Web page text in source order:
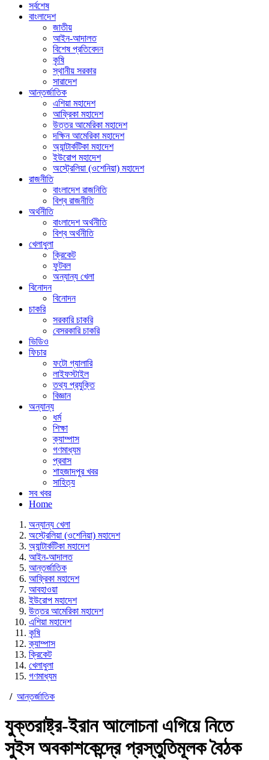
সর্বশেষ
বাংলাদেশ
জাতীয়
আইন-আদালত
বিশেষ প্রতিবেদন
কৃষি
স্থানীয় সরকার
সারাদেশ
আন্তর্জাতিক
এশিয়া মহাদেশ
আফ্রিকা মহাদেশ
উত্তর আমেরিকা মহাদেশ
দক্ষিন আমেরিকা মহাদেশ
অ্যান্টার্কটিকা মহাদেশ
ইউরোপ মহাদেশ
অস্ট্রেলিয়া (ওশেনিয়া) মহাদেশ
রাজনীতি
বাংলাদেশ রাজনিতি
বিশ্ব রাজনীতি
অর্থনীতি
বাংলাদেশ অর্থনীতি
বিশ্ব অর্থনীতি
খেলাধুলা
ক্রিকেট
ফুটবল
অন্যান্য খেলা
বিনোদন
বিনোদন
চাকরি
সরকারি চাকরি
বেসরকারি চাকরি
ভিডিও
ফিচার
ফটো গ্যালারি
লাইফস্টাইল
তথ্য প্রযুক্তি
বিজ্ঞান
অন্যান্য
ধর্ম
শিক্ষা
ক্যাম্পাস
গণমাধ্যম
প্রবাস
শাহজাদপুর খবর
সাহিত্য
সব খবর
Home
অন্যান্য খেলা
অস্ট্রেলিয়া (ওশেনিয়া) মহাদেশ
অ্যান্টার্কটিকা মহাদেশ
আইন-আদালত
আন্তর্জাতিক
আফ্রিকা মহাদেশ
আবহাওয়া
ইউরোপ মহাদেশ
উত্তর আমেরিকা মহাদেশ
এশিয়া মহাদেশ
কৃষি
ক্যাম্পাস
ক্রিকেট
খেলাধুলা
গণমাধ্যম
/ আন্তর্জাতিক
যুক্তরাষ্ট্র-ইরান আলোচনা এগিয়ে নিতে
সুইস অবকাশকেন্দ্রে প্রস্তুতিমূলক বৈঠক